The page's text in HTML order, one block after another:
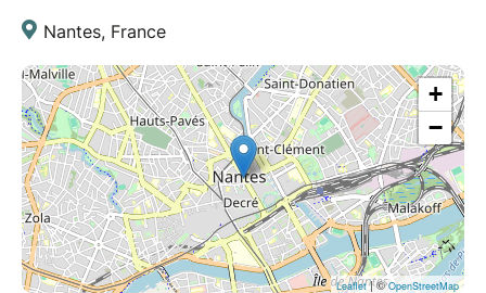
Nantes, France
+
−
Leaflet| ©OpenStreetMap